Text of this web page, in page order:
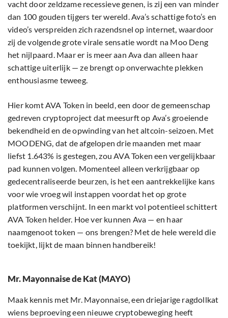
vacht door zeldzame recessieve genen, is zij een van minder
dan 100 gouden tijgers ter wereld. Ava’s schattige foto’s en
video’s verspreiden zich razendsnel op internet, waardoor
zij de volgende grote virale sensatie wordt na Moo Deng
het nijlpaard. Maar er is meer aan Ava dan alleen haar
schattige uiterlijk — ze brengt op onverwachte plekken
enthousiasme teweeg.
Hier komt AVA Token in beeld, een door de gemeenschap
gedreven cryptoproject dat meesurft op Ava’s groeiende
bekendheid en de opwinding van het altcoin-seizoen. Met
MOODENG, dat de afgelopen drie maanden met maar
liefst 1.643% is gestegen, zou AVA Token een vergelijkbaar
pad kunnen volgen. Momenteel alleen verkrijgbaar op
gedecentraliseerde beurzen, is het een aantrekkelijke kans
voor wie vroeg wil instappen voordat het op grote
platformen verschijnt. In een markt vol potentieel schittert
AVA Token helder. Hoe ver kunnen Ava — en haar
naamgenoot token — ons brengen? Met de hele wereld die
toekijkt, lijkt de maan binnen handbereik!
Mr. Mayonnaise de Kat (MAYO)
Maak kennis met Mr. Mayonnaise, een driejarige ragdollkat
wiens beproeving een nieuwe cryptobeweging heeft